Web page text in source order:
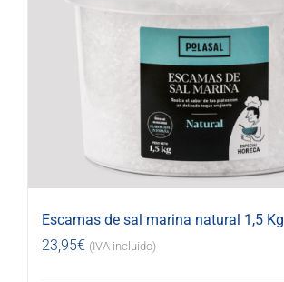
Escamas de sal marina natural 1,5 Kg
23,95€ (IVA incluido)